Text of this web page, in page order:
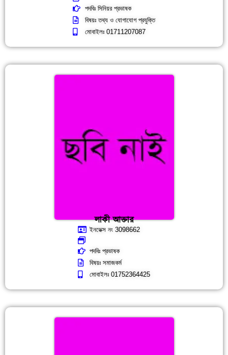
পদবিঃ সিনিয়র প্রভাষক
বিষয়ঃ তথ্য ও যোগাযোগ প্রযুক্তি
মোবাইলঃ 01711207087
লাকী আক্তার
ইনডেক্স নং 3098662
পদবিঃ প্রভাষক
বিষয়ঃ সমাজকর্ম
মোবাইলঃ 01752364425